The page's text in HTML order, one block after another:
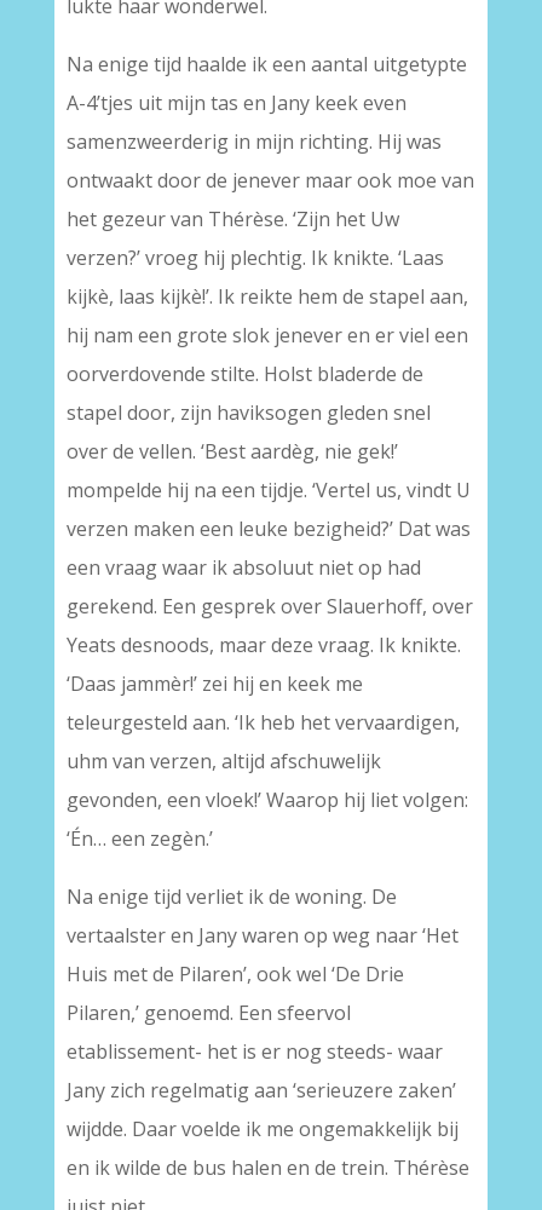
lukte haar wonderwel.
Na enige tijd haalde ik een aantal uitgetypte
A-4’tjes uit mijn tas en Jany keek even
samenzweerderig in mijn richting. Hij was
ontwaakt door de jenever maar ook moe van
het gezeur van Thérèse. ‘Zijn het Uw
verzen?’ vroeg hij plechtig. Ik knikte. ‘Laas
kijkè, laas kijkè!’. Ik reikte hem de stapel aan,
hij nam een grote slok jenever en er viel een
oorverdovende stilte. Holst bladerde de
stapel door, zijn haviksogen gleden snel
over de vellen. ‘Best aardèg, nie gek!’
mompelde hij na een tijdje. ‘Vertel us, vindt U
verzen maken een leuke bezigheid?’ Dat was
een vraag waar ik absoluut niet op had
gerekend. Een gesprek over Slauerhoff, over
Yeats desnoods, maar deze vraag. Ik knikte.
‘Daas jammèr!’ zei hij en keek me
teleurgesteld aan. ‘Ik heb het vervaardigen,
uhm van verzen, altijd afschuwelijk
gevonden, een vloek!’ Waarop hij liet volgen:
‘Én… een zegèn.’
Na enige tijd verliet ik de woning. De
vertaalster en Jany waren op weg naar ‘Het
Huis met de Pilaren’, ook wel ‘De Drie
Pilaren,’ genoemd. Een sfeervol
etablissement- het is er nog steeds- waar
Jany zich regelmatig aan ‘serieuzere zaken’
wijdde. Daar voelde ik me ongemakkelijk bij
en ik wilde de bus halen en de trein. Thérèse